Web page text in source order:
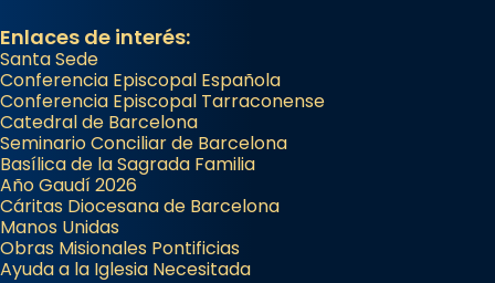
Enlaces de interés:
Santa Sede
Conferencia Episcopal Española
Conferencia Episcopal Tarraconense
Catedral de Barcelona
Seminario Conciliar de Barcelona
Basílica de la Sagrada Familia
Año Gaudí 2026
Cáritas Diocesana de Barcelona
Manos Unidas
Obras Misionales Pontificias
Ayuda a la Iglesia Necesitada